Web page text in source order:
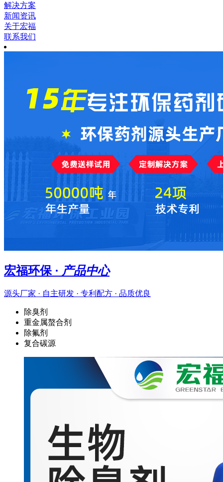
解决方案
新闻资讯
关于宏福
联系我们
宏福环保 · 产品中心
源头厂家 · 自主研发 · 专利配方 · 品质优良
除臭剂
重金属螯合剂
除氟剂
复合碳源